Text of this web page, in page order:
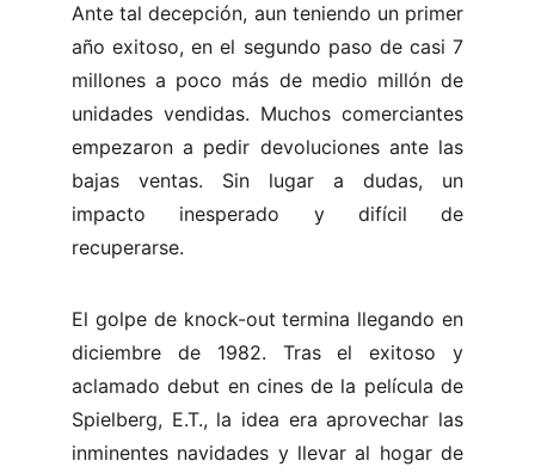
Ante tal decepción, aun teniendo un primer
año exitoso, en el segundo paso de casi 7
millones a poco más de medio millón de
unidades vendidas. Muchos comerciantes
empezaron a pedir devoluciones ante las
bajas ventas. Sin lugar a dudas, un
impacto inesperado y difícil de
recuperarse.
El golpe de knock-out termina llegando en
diciembre de 1982. Tras el exitoso y
aclamado debut en cines de la película de
Spielberg, E.T., la idea era aprovechar las
inminentes navidades y llevar al hogar de